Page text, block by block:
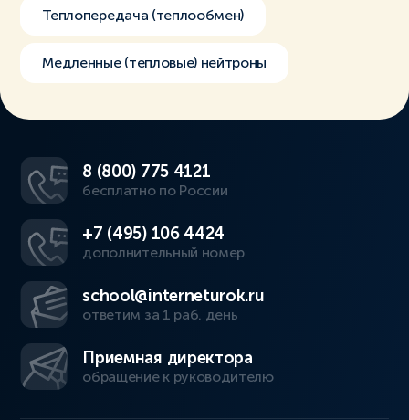
Теплопередача (теплообмен)
Медленные (тепловые) нейтроны
8 (800) 775 4121
бесплатно по России
+7 (495) 106 4424
дополнительный номер
school@interneturok.ru
ответим за 1 раб. день
Приемная директора
обращение к руководителю